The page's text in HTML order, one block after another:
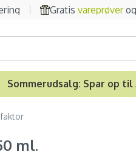
Gratisvareprøver
Sommerudsalg: Spar op til
ml.